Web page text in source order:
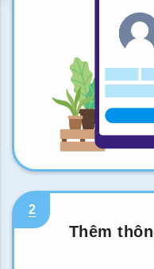
2
Thêm